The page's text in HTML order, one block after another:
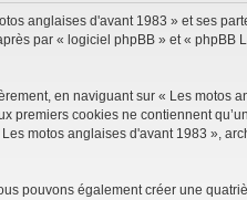
anglaises d'avant 1983 » et ses
par « logiciel phpBB » et «
en naviguant sur « Les
premiers cookies ne contiennent
motos anglaises d'avant 1983 »,
pouvons également créer une